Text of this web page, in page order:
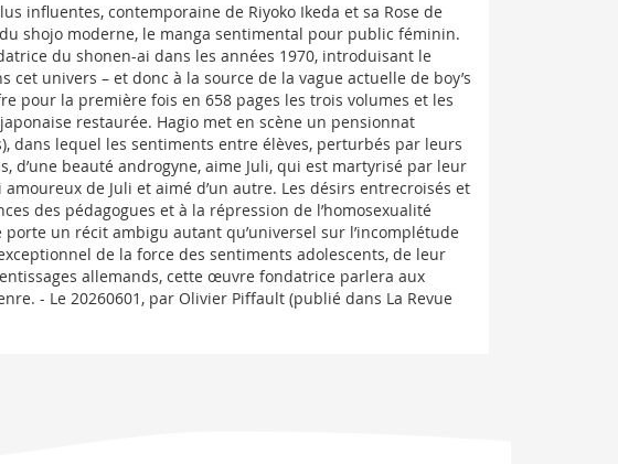
influentes, contemporaine de Riyoko Ikeda et sa Rose de
shojo moderne, le manga sentimental pour public féminin.
du shonen-ai dans les années 1970, introduisant le
cet univers – et donc à la source de la vague actuelle de boy’s
pour la première fois en 658 pages les trois volumes et les
restaurée. Hagio met en scène un pensionnat
dans lequel les sentiments entre élèves, perturbés par leurs
d’une beauté androgyne, aime Juli, qui est martyrisé par leur
de Juli et aimé d’un autre. Les désirs entrecroisés et
des pédagogues et à la répression de l’homosexualité
un récit ambigu autant qu’universel sur l’incomplétude
de la force des sentiments adolescents, de leur
allemands, cette œuvre fondatrice parlera aux
- Le 20260601, par Olivier Piffault (publié dans La Revue